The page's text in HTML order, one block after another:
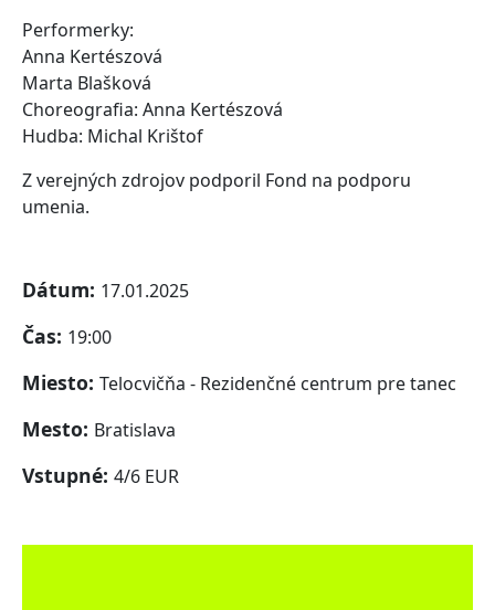
Performerky:
Anna Kertészová
Marta Blašková
Choreografia: Anna Kertészová
Hudba: Michal Krištof
Z verejných zdrojov podporil Fond na podporu
umenia.
Dátum: 17.01.2025
Čas: 19:00
Miesto: Telocvičňa - Rezidenčné centrum pre tanec
Mesto: Bratislava
Vstupné: 4/6 EUR